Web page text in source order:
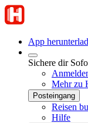
App
Sichere dir
Mehr zu
Posteingang
Reisen
Hilfe